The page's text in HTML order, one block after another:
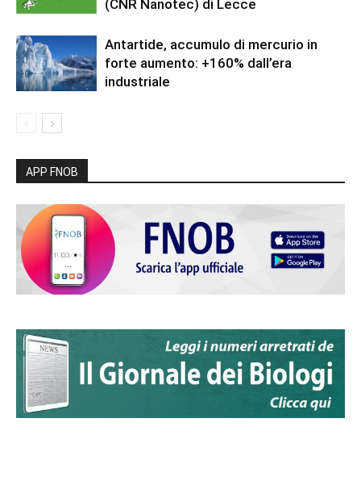
(CNR Nanotec) di Lecce
Antartide, accumulo di mercurio in
forte aumento: +160% dall’era
industriale
APP FNOB